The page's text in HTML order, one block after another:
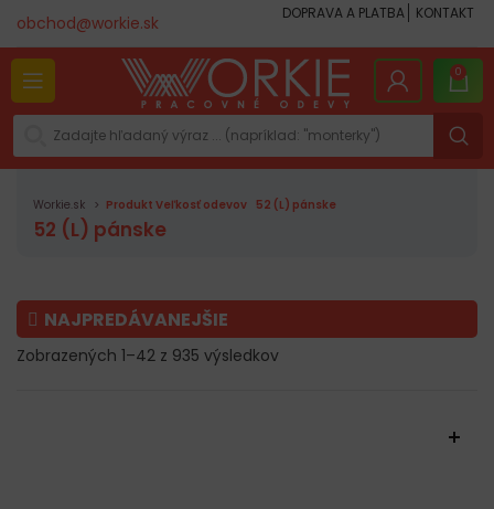
obchod@workie.sk DOPRAVA A PLATBA KONTAKT
0
Workie.sk Produkt Veľkosť odevov 52 (L) pánske
52 (L) pánske
NAJPREDÁVANEJŠIE
Zobrazených 1–42 z 935 výsledkov